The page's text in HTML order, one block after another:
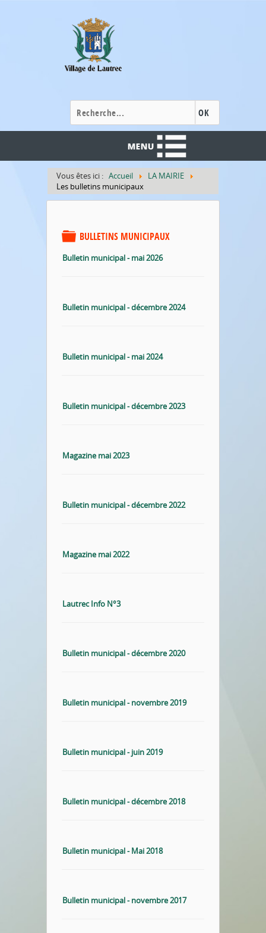
OK
Vous êtes ici : Accueil
LA MAIRIE
Les bulletins municipaux
DOSSIER
BULLETINS MUNICIPAUX
Bulletin municipal - mai 2026
Bulletin municipal - décembre 2024
Bulletin municipal - mai 2024
Bulletin municipal - décembre 2023
Magazine mai 2023
Bulletin municipal - décembre 2022
Magazine mai 2022
Lautrec Info N°3
Bulletin municipal - décembre 2020
Bulletin municipal - novembre 2019
Bulletin municipal - juin 2019
Bulletin municipal - décembre 2018
Bulletin municipal - Mai 2018
Bulletin municipal - novembre 2017